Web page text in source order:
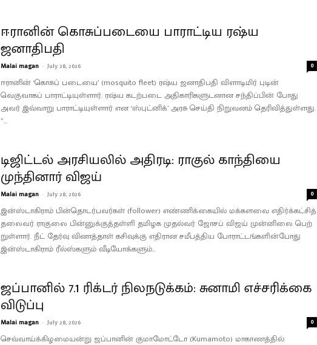
ஈரானின் கொசுப்படையை பாராட்டிய ரஷ்ய
ஜனாதிபதி
Malai magan - July 28, 2026 0
ஈரானின் ‘கொசுப் படையை’ (mosquito fleet) ரஷ்ய ஜனாதிபதி விளாடிமிர் புடின்
வெகுவாகப் பாராட்டியுள்ளார். ரஷ்ய கடற்படை அதிகாரிகளுடனான சந்திப்பின் போது
அவர் இவ்வாறு பாராட்டியுள்ளார் என ‘ஸ்புட்னிக்’ அரசு செய்தி நிறுவனம் தெரிவித்துள்ளது.
”...
டிஜிட்டல் அரசியலில் அதிரடி: ராகுல் காந்தியை
முந்தினார் விஜய்
Malai magan - July 28, 2026 0
இன்ஸ்டாகிராம் பின்தொடர்பவர்கள் (follower) எண்​ணிக்​கை​யில் மக்களவை எதிர்க்​கட்சித்
தலை​வர் ராகுலை பின்​னுக்​குத்​தள்ளி தமிழக முதல்​வர் ஜோசப் விஜய் முன்​னிலை பெற்​
றுள்​ளார். நீட் தேர்வு வினாத்​தாள் கசிவுக்கு எதிரான சமீபத்​திய போராட்டங்களின்போது
இன்​ஸ்​டாகி​ராம் ரீல்​ஸ்​களும் வீடியோக்களும்...
ஜப்பானில் 7.1 ரிக்டர் நிலநடுக்கம்: சுனாமி எச்சரிக்கை
விடுப்பு
Malai magan - July 28, 2026 0
செவ்வாய்க்கிழமையன்று ஜப்பானின் குமாமோட்டோ (Kumamoto) மாகாணத்தில்